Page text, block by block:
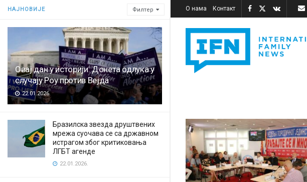
НАЈНОВИЈЕ Филтер
Овај дан у историји: Донета одлука у
случају Роу против Вејда
22.01.2026.
Бразилска звезда друштвених
мрежа суочава се са државном
истрагом због критиковања
ЛГБТ агенде
22.01.2026.
О нама Контакт